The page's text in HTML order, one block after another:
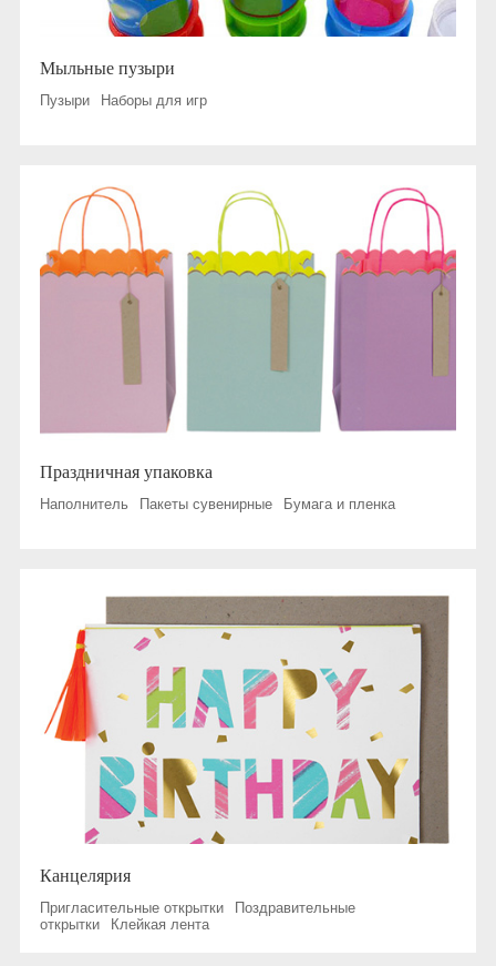
Мыльные пузыри
Пузыри Наборы для игр
Праздничная упаковка
Наполнитель Пакеты сувенирные Бумага и пленка
Канцелярия
Пригласительные открытки
Поздравительные
открытки
Клейкая лента